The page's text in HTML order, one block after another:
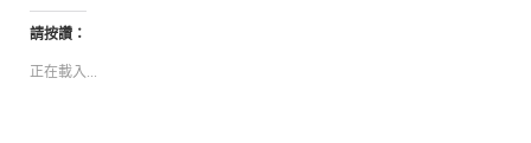
請按讚：
正在載入...